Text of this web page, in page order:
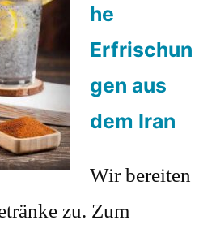
he
Erfrischun
gen aus
dem Iran
Wir bereiten
zu. Zum